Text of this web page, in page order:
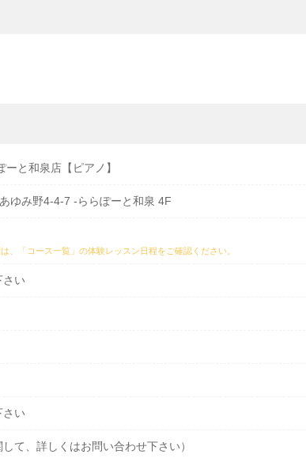
と和泉店【ピアノ】
ゆみ野4-4-7 -ららぽーと和泉 4F
、 「コース一覧」の体験レッスン日程をご確認ください。
い
い
て、詳しくはお問い合わせ下さい）